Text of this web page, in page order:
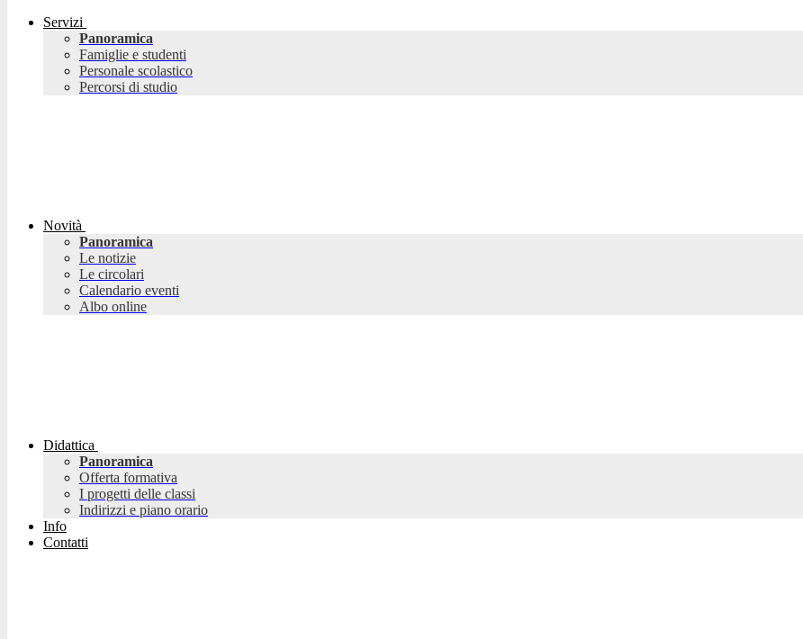
Servizi
Panoramica
Famiglie e studenti
Personale scolastico
Percorsi di studio
Novità
Panoramica
Le notizie
Le circolari
Calendario eventi
Albo online
Didattica
Panoramica
Offerta formativa
I progetti delle classi
Indirizzi e piano orario
Info
Contatti